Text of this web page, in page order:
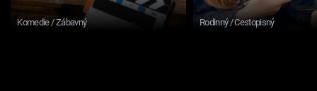
Komedie / Zábavný Rodinný / Cestopisný